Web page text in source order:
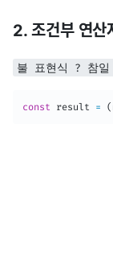
2. 조건부 연산
불 표현식 ? 참
const result = (